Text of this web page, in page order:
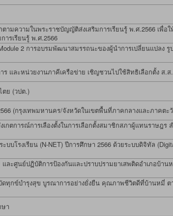
มความในพระราชบัญญัติส่งเสริมการเรียนรู้ พ.ศ.2566 เพื่อ
ารเรียนรู้ พ.ศ.2566
2 การอบรมพัฒนาสมรรถนะของผู้นำการเปลี่ยนแปลง รู
และหน่วยงานภาคีเครือข่าย เชิญชวนไปใช้สิทธิเลือกตั้ง ส.ส
ตย (วปต.)
(กรุงเทพมหานคร/จังหวัดในเขตพื้นที่ภาคกลางและภาคตะ
กตการณ์การเลืองตั้งในการเลือกตั้งสมาชิกสภาผู้แทนราษฎร
โรงเรียน (N-NET) ปีการศึกษา 2566 ด้วยระบบดิจิทัล
ละศูนย์ปฏิบัติการป้องกันและปราบปรามยาเสพติดอำเภอบ้าน
ดทุกข์บำรุงสุข บูรณาการอย่างยั่งยืน คุณภาพชีวิตดีที่บ้านหมี่
า